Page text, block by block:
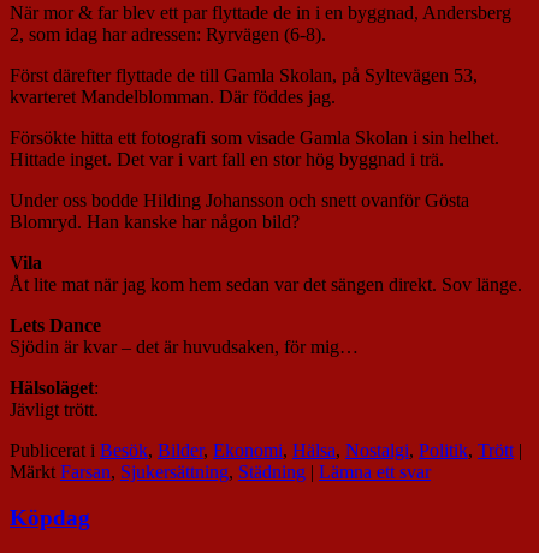
När mor & far blev ett par flyttade de in i en byggnad, Andersberg
2, som idag har adressen: Ryrvägen (6-8).
Först därefter flyttade de till Gamla Skolan, på Syltevägen 53,
kvarteret Mandelblomman. Där föddes jag.
Försökte hitta ett fotografi som visade Gamla Skolan i sin helhet.
Hittade inget. Det var i vart fall en stor hög byggnad i trä.
Under oss bodde Hilding Johansson och snett ovanför Gösta
Blomryd. Han kanske har någon bild?
Vila
Åt lite mat när jag kom hem sedan var det sängen direkt. Sov länge.
Lets Dance
Sjödin är kvar – det är huvudsaken, för mig…
Hälsoläget:
Jävligt trött.
Publicerat i Besök, Bilder, Ekonomi, Hälsa, Nostalgi, Politik, Trött |
Märkt Farsan, Sjukersättning, Städning | Lämna ett svar
Köpdag